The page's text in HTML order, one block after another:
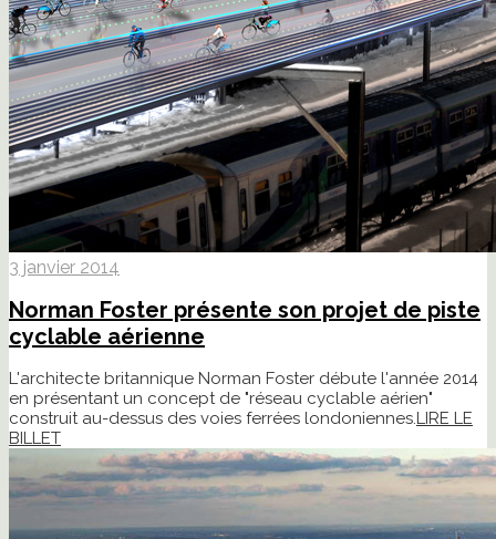
3 janvier 2014
Norman Foster présente son projet de piste
cyclable aérienne
L'architecte britannique Norman Foster débute l'année 2014
en présentant un concept de "réseau cyclable aérien"
construit au-dessus des voies ferrées londoniennes. LIRE LE
BILLET